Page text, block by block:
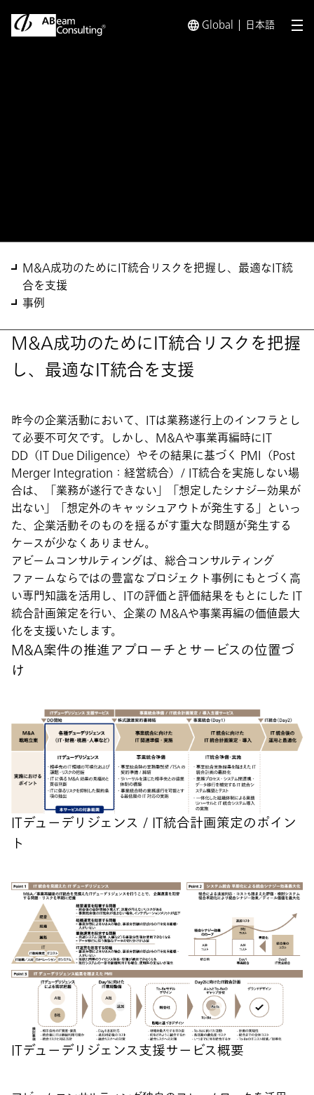
Global 日本語 メ
M&A成功のためにIT統合リスクを把握し、最適なIT統
合を支援
事例
M&A成功のためにIT統合リスクを把握
し、最適なIT統合を支援
昨今の企業活動において、ITは業務遂行上のインフラとし
て必要不可欠です。しかし、M&Aや事業再編時にIT
DD（IT Due Diligence）やその結果に基づく PMI（Post
Merger Integration：経営統合）/ IT統合を実施しない場
合は、「業務が遂行できない」「想定したシナジー効果が
出ない」「想定外のキャッシュアウトが発生する」といっ
た、企業活動そのものを揺るがす重大な問題が発生する
ケースが少なくありません。
アビームコンサルティングは、総合コンサルティング
ファームならではの豊富なプロジェクト事例にもとづく高
い専門知識を活用し、ITの評価と評価結果をもとにした IT
統合計画策定を行い、企業の M&Aや事業再編の価値最大
化を支援いたします。
M&A案件の推進アプローチとサービスの位置づ
け
ITデューデリジェンス / IT統合計画策定のポイン
ト
ITデューデリジェンス支援サービス概要